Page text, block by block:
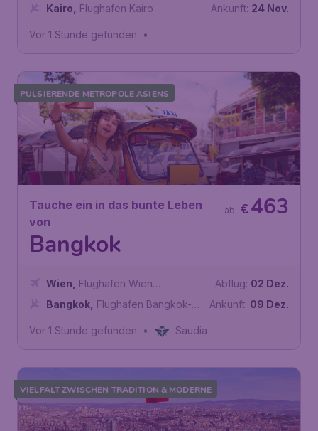
Schwechat
Kairo Flughafen Kairo
Ankunft: 24 Nov.
Vor 1 Stunde gefunden •
PULSIERENDE METROPOLE ASIENS
Tauche ein in das bunte Leben
von
Bangkok
€463
ab
Wien
Flughafen Wien
Schwechat
Bangkok Flughafen Bangkok-
Abflug: 02 Dez.
Ankunft: 09 Dez.
Vor 1 Stunde gefunden • Saudia
VIELFALT ZWISCHEN TRADITION & MODERNE